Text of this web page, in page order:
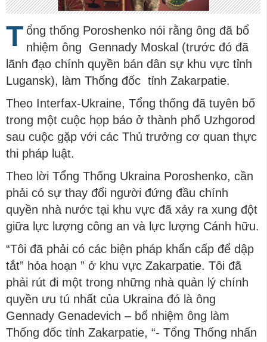
T ổng thống Poroshenko nói rằng ông đã bổ
nhiệm ông Gennady Moskal (trước đó đã
lãnh đạo chính quyền bán dân sự khu vực tỉnh
Lugansk), làm Thống đốc tỉnh Zakarpatie.
Theo Interfax-Ukraine, Tổng thống đã tuyên bố
trong một cuộc họp báo ở thành phố Uzhgorod
sau cuộc gặp với các Thủ trưởng cơ quan thực
thi pháp luật.
Theo lời Tổng Thống Ukraina Poroshenko, cần
phải có sự thay đổi người đứng đầu chính
quyền nhà nước tại khu vực đã xảy ra xung đột
giữa lực lượng công an và lực lượng Cánh hữu.
“Tôi đã phải có các biện pháp khẩn cấp để dập
tắt” hỏa hoạn ” ở khu vực Zakarpatie. Tôi đã
phải rút đi một trong những nhà quản lý chính
quyền ưu tú nhất của Ukraina đó là ông
Gennady Genadevich – bổ nhiệm ông làm
Thống đốc tỉnh Zakarpatie, “- Tổng Thống nhấn